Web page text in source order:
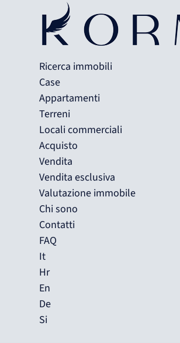
Ricerca immobili
Case
Appartamenti
Terreni
Locali commerciali
Acquisto
Vendita
Vendita esclusiva
Valutazione immobile
Chi sono
Contatti
FAQ
It
Hr
En
De
Si